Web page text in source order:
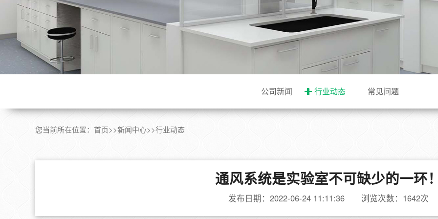
公司新闻 行业动态 常见问题
您当前所在位置： 首页>>新闻中心>>行业动态
通风系统是实验室不可缺少的一环
发布日期：2022-06-24 11:11:36 浏览次数：1642次